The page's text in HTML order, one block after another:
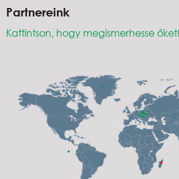
Partnereink
Kattintson, hogy megismerhesse őket!